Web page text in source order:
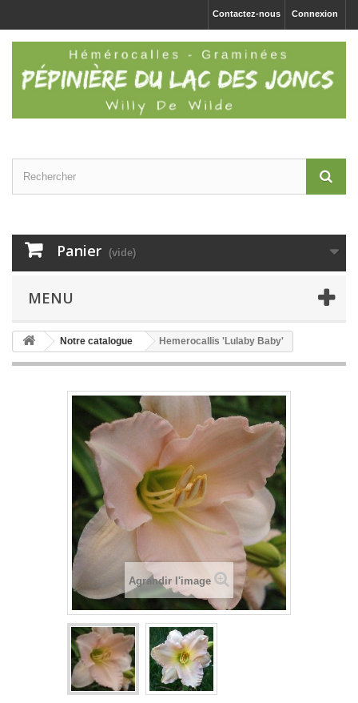
Connexion
Contactez-nous
Panier (vide)
MENU
Notre catalogue Hemerocallis 'Lulaby Baby'
Agrandir l'image